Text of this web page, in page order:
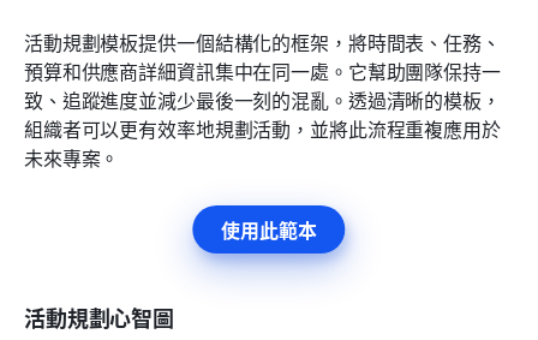
活動規劃模板提供一個結構化的框架，將時間表、任務、
預算和供應商詳細資訊集中在同一處。它幫助團隊保持一
致、追蹤進度並減少最後一刻的混亂。透過清晰的模板，
組織者可以更有效率地規劃活動，並將此流程重複應用於
未來專案。
使用此範本
活動規劃心智圖